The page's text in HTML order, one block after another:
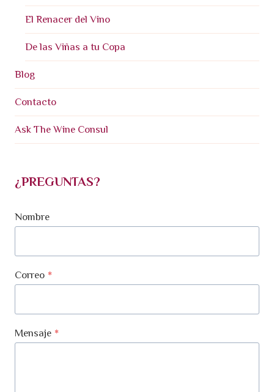
El Renacer del Vino
De las Viñas a tu Copa
Blog
Contacto
Ask The Wine Consul
¿PREGUNTAS?
Nombre
Correo *
Mensaje *